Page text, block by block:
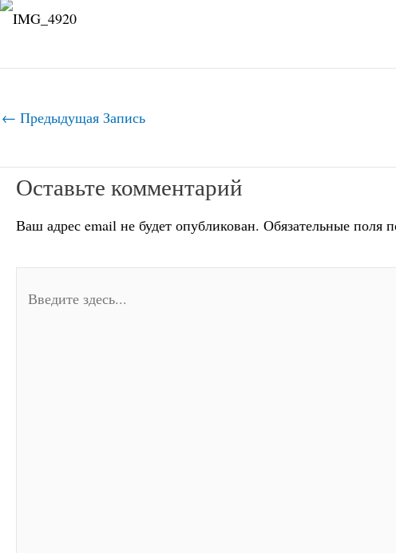
← Предыдущая Запись
Оставьте комментарий
Ваш адрес email не будет опубликован. Обязательные поля